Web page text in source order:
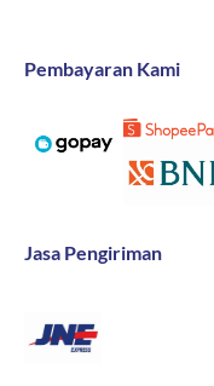
Pembayaran Kami
Jasa Pengiriman